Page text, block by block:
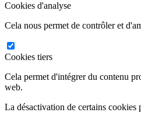
Cookies d'analyse
Cela nous permet de contrôler et
Cookies tiers
Cela permet d'intégrer du contenu
web.
La désactivation de certains cookies